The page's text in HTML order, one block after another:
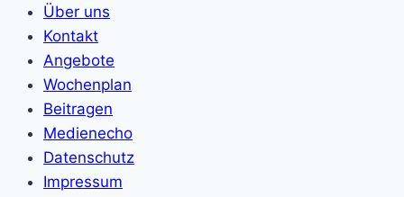
Über uns
Kontakt
Angebote
Wochenplan
Beitragen
Medienecho
Datenschutz
Impressum